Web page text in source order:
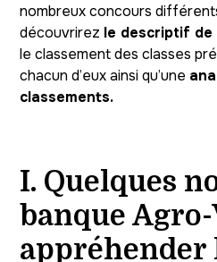
nombreux concours
découvrirez le descriptif de
le classement des classes
chacun d’eux ainsi qu’une
classements.
I. Quelques
banque
appréhender